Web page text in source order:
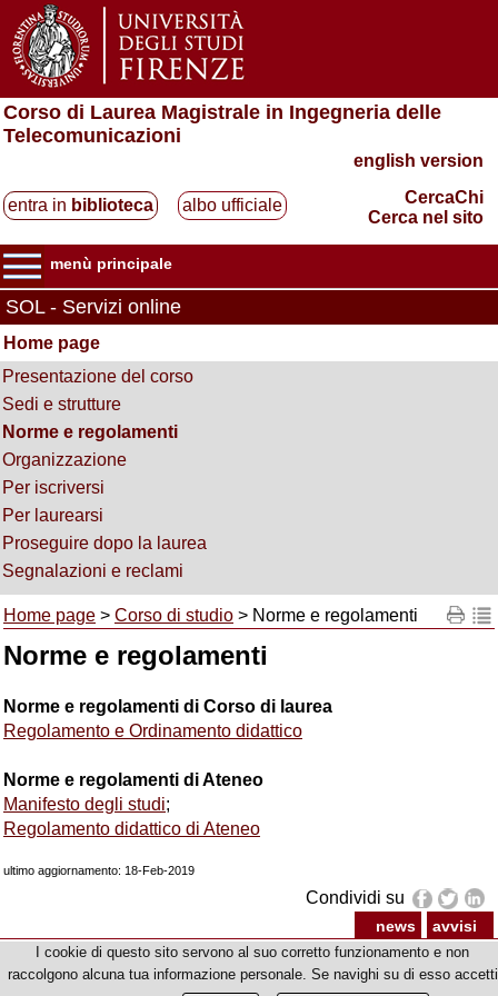
Corso di Laurea Magistrale in Ingegneria delle
Telecomunicazioni
english version
entra in biblioteca albo ufficiale
CercaChi
Cerca nel sito
menù principale
SOL - Servizi online
Home page
Presentazione del corso
Sedi e strutture
Norme e regolamenti
Organizzazione
Per iscriversi
Per laurearsi
Proseguire dopo la laurea
Segnalazioni e reclami
Home page > Corso di studio > Norme e regolamenti
Norme e regolamenti
Norme e regolamenti di Corso di laurea
Regolamento e Ordinamento didattico
Norme e regolamenti di Ateneo
Manifesto degli studi;
Regolamento didattico di Ateneo
ultimo aggiornamento: 18-Feb-2019
Condividi su
news avvisi
Corso di Laurea Magistrale in Ingegneria delle Telecomunicazioni
© Copyright 2012-2026 Università degli Studi di Firenze - p.iva | cod.fiscale 01279680480
I cookie di questo sito servono al suo corretto funzionamento e non
raccolgono alcuna tua informazione personale. Se navighi su di esso accetti